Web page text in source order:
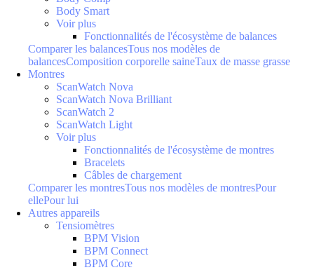
Body Smart
Voir plus
Fonctionnalités de l'écosystème de balances
Comparer les balancesTous nos modèles de
balancesComposition corporelle saineTaux de masse grasse
Montres
ScanWatch Nova
ScanWatch Nova Brilliant
ScanWatch 2
ScanWatch Light
Voir plus
Fonctionnalités de l'écosystème de montres
Bracelets
Câbles de chargement
Comparer les montresTous nos modèles de montresPour
ellePour lui
Autres appareils
Tensiomètres
BPM Vision
BPM Connect
BPM Core